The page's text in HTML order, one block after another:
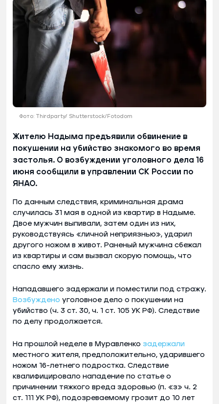
Фото: Thirdparty/ Shutterstock/Fotodom
Жителю Надыма предъявили обвинение в
покушении на убийство знакомого во время
застолья. О возбуждении уголовного дела 16
июня сообщили в управлении СК России по
ЯНАО.
По данным следствия, криминальная драма
случилась 31 мая в одной из квартир в Надыме.
Двое мужчин выпивали, затем один из них,
руководствуясь «личной неприязнью», ударил
другого ножом в живот. Раненый мужчина сбежал
из квартиры и сам вызвал скорую помощь, что
спасло ему жизнь.
Нападавшего задержали и поместили под стражу.
Возбуждено уголовное дело о покушении на
убийство (ч. 3 ст. 30, ч. 1 ст. 105 УК РФ). Следствие
по делу продолжается.
На прошлой неделе в Муравленко задержали
местного жителя, предположительно, ударившего
ножом 16-летнего подростка. Следствие
квалифицировало нападение по статье о
причинении тяжкого вреда здоровью (п. «з» ч. 2
ст. 111 УК РФ), подозреваемому грозит до 10 лет